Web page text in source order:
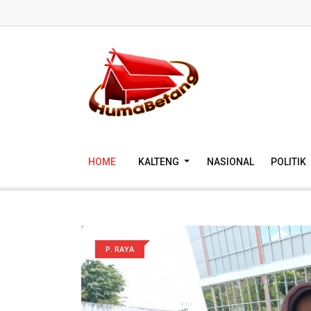
HOME KALTENG NASIONAL POLITIK
P. RAYA